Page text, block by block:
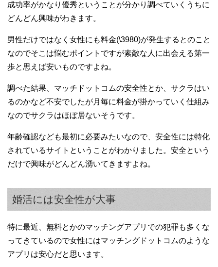
成功率がかなり優秀ということが分かり調べていくうちに
どんどん興味がわきます。
男性だけではなく女性にも料金(\3980)が発生するとのこと
なのでそこは悩むポイントですが素敵な人に出会える第一
歩と思えば安いものですよね。
調べた結果、マッチドットコムの安全性とか、サクラはい
るのかなど不安でしたが月毎に料金が掛かっていく仕組み
なのでサクラはほぼ居ないそうです。
年齢確認なども最初に必要みたいなので、安全性には特化
されているサイトということがわかりました。安全という
だけで興味がどんどん湧いてきますよね。
婚活には安全性が大事
特に最近、無料とかのマッチングアプリでの犯罪も多くな
ってきているので女性にはマッチングドットコムのような
アプリは安心だと思います。